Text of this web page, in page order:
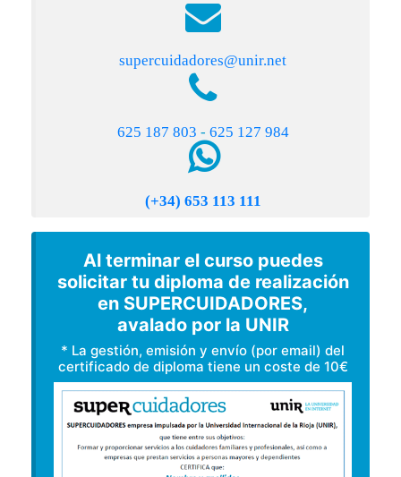
supercuidadores@unir.net
625 187 803 - 625 127 984
(+34) 653 113 111
Al terminar el curso puedes
solicitar tu diploma de realización
en SUPERCUIDADORES,
avalado por la UNIR
* La gestión, emisión y envío (por email) del
certificado de diploma tiene un coste de 10€